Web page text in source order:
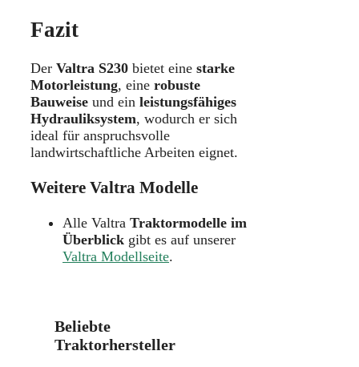
Fazit
Der Valtra S230 bietet eine starke
Motorleistung, eine robuste
Bauweise und ein leistungsfähiges
Hydrauliksystem, wodurch er sich
ideal für anspruchsvolle
landwirtschaftliche Arbeiten eignet.
Weitere Valtra Modelle
Alle Valtra Traktormodelle im
Überblick gibt es auf unserer
Valtra Modellseite.
Beliebte
Traktorhersteller